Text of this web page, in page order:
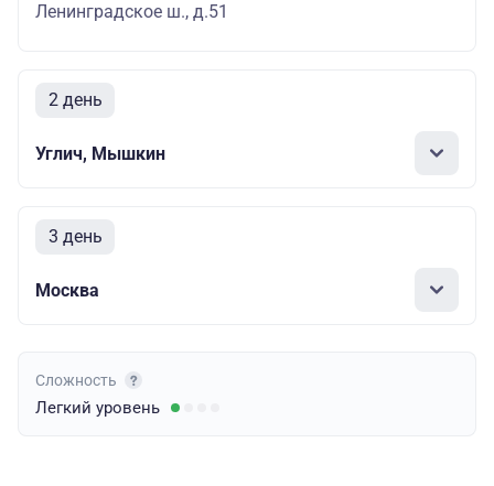
Ленинградское ш., д.51
2 день
Углич, Мышкин
3 день
Москва
Сложность
Легкий уровень